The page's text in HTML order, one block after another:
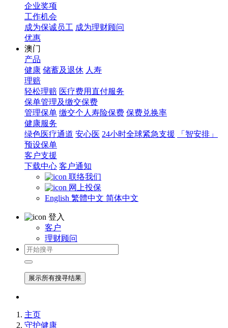
企业奖项
工作机会
成为保诚员工 成为理财顾问
优惠
澳门
产品
健康 储蓄及退休 人寿
理赔
轻松理赔 医疗费用直付服务
保单管理及缴交保费
管理保单 缴交个人寿险保费 保费兑换率
健康服务
绿色医疗通道 安心医 24小时全球紧急支援
「智安排」
预设保单
客户支援
下载中心 客户通知
联络我们
网上投保
English 繁體中文 简体中文
登入
客户
理财顾问
展示所有搜寻结果
主页
守护健康